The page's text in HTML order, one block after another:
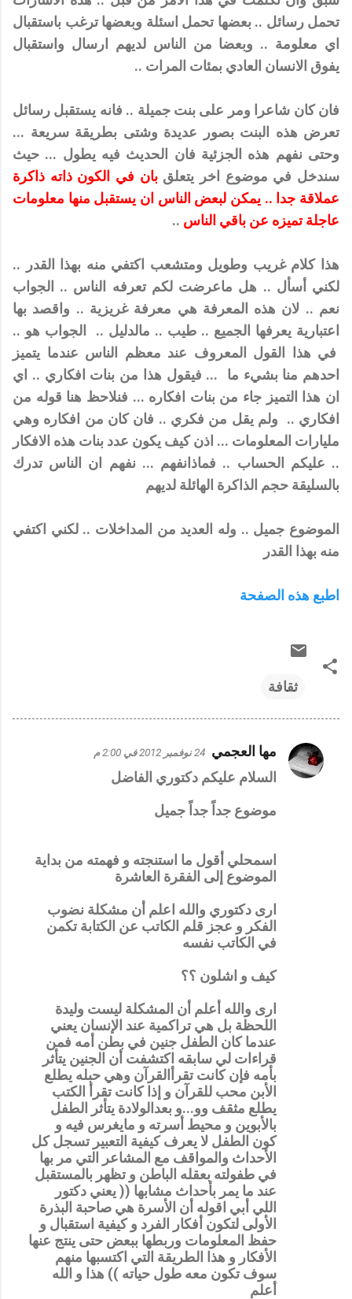
تحمل رسائل .. بعضها تحمل اسئلة وبعضها ترغب باستقبال
اي معلومة .. وبعضا من الناس لديهم ارسال واستقبال
يفوق الانسان العادي بمئات المرات ..
فان كان شاعرا ومر على بنت جميلة .. فانه يستقبل رسائل
تعرض هذه البنت بصور عديدة وشتى بطريقة سريعة ...
وحتى نفهم هذه الجزئية فان الحديث فيه يطول ... حيث
سندخل في موضوع اخر يتعلقبان في الكون ذاته ذاكرة
عملاقة جدا .. يمكن لبعض الناس ان يستقبل منها معلومات
عاجلة تميزه عن باقي الناس ..
هذا كلام غريب وطويل ومتشعب اكتفي منه بهذا القدر ..
لكني أسأل .. هل ماعرضت لكم تعرفه الناس .. الجواب
نعم .. لان هذه المعرفة هي معرفة غريزية .. واقصد بها
اعتبارية يعرفها الجميع .. طيب .. مالدليل .. الجواب هو ..
في هذا القول المعروف عند معظم الناس عندما يتميز
احدهم منا بشيء ما ... فيقول هذا من بنات افكاري .. اي
ان هذا التميز جاء من بنات افكاره ... فنلاحظ هنا قوله من
افكاري .. ولم يقل من فكري .. فان كان من افكاره وهي
مليارات المعلومات ... اذن كيف يكون عدد بنات هذه الافكار
.. عليكم الحساب .. فماذانفهم ... نفهم ان الناس تدرك
بالسليقة حجم الذاكرة الهائلة لديهم
الموضوع جميل .. وله العديد من المداخلات .. لكني اكتفي
منه بهذا القدر
اطبع هذه الصفحة
ثقافة
ت
مها العجمي 24 نوفمبر 2012 في 2:00 م
السلام عليكم دكتوري الفاضل
موضوع جداً جداً جميل
اسمحلي أقول ما استنجته و فهمته من بداية
الموضوع إلى الفقرة العاشرة
ارى دكتوري والله اعلم أن مشكلة نضوب
الفكر و عجز قلم الكاتب عن الكتابة تكمن
في الكاتب نفسه
كيف و اشلون ؟؟
ارى والله أعلم أن المشكلة ليست وليدة
اللحظة بل هي تراكمية عند الإنسان يعني
عندما كان الطفل جنين في بطن أمه فمن
قراءات لي سابقه اكتشفت أن الجنين يتأثر
بأمه فإن كانت تقرأالقرآن وهي حبله يطلع
الأبن محب للقرآن و إذا كانت تقرأ الكتب
يطلع مثقف وو...و بعدالولادة يتأثر الطفل
بالأبوين و محيط أسرته و مايغرس فيه و
كون الطفل لا يعرف كيفية التعبير تسجل كل
الأحداث والمواقف مع المشاعر التي مر بها
في طفولته بعقله الباطن و تظهر بالمستقبل
عند ما يمر بأحداث مشابها (( يعني دكتور
اللي أبي اقوله أن الأسرة هي صاحبة البذرة
الأولى لتكون أفكار الفرد و كيفية استقبال و
حفظ المعلومات وربطها ببعض حتى ينتج عنها
الأفكار و هذا الطريقة التي اكتسبها منهم
سوف تكون معه طول حياته )) هذا و الله
أعلم